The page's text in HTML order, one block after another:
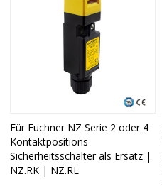
Für Euchner NZ Serie 2 oder 4
Kontaktpositions-
Sicherheitsschalter als Ersatz |
NZ.RK | NZ.RL